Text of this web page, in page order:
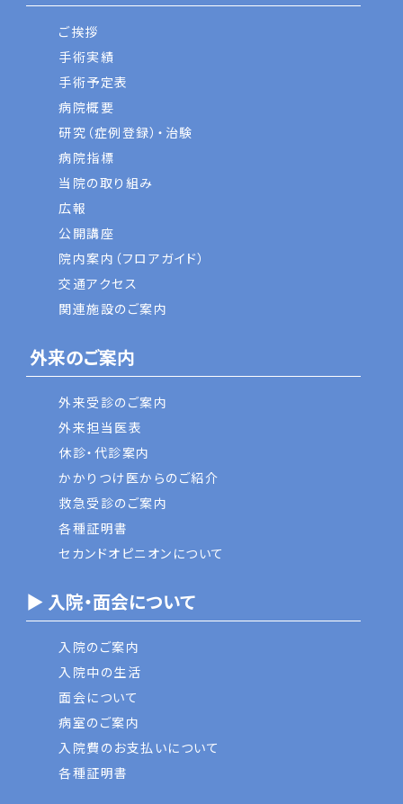
ご挨拶
手術実績
手術予定表
病院概要
研究（症例登録）・治験
病院指標
当院の取り組み
広報
公開講座
院内案内（フロアガイド）
交通アクセス
関連施設のご案内
外来のご案内
外来受診のご案内
外来担当医表
休診・代診案内
かかりつけ医からのご紹介
救急受診のご案内
各種証明書
セカンドオピニオンについて
▶ 入院・面会について
入院のご案内
入院中の生活
面会について
病室のご案内
入院費のお支払いについて
各種証明書